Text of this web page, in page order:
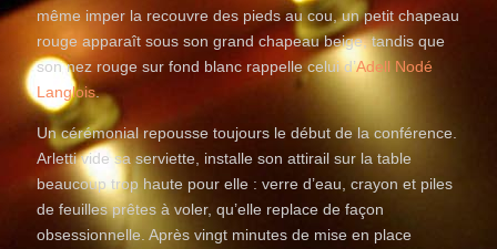
même imper la recouvre des pieds au cou, un petit chapeau
rouge apparaît sous son grand chapeau beige, tandis que
son nez rouge sur fond blanc rappelle celui d’Adell Nodé
Langlois.
Un cérémonial repousse toujours le début de la conférence.
Arletti vide sa serviette, installe son attirail sur la table
beaucoup trop haute pour elle : verre d’eau, crayon et piles
de feuilles prêtes à voler, qu’elle replace de façon
obsessionnelle. Après vingt minutes de mise en place